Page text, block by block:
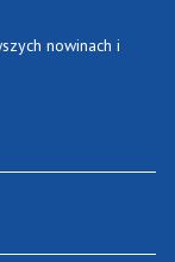
nowinach i